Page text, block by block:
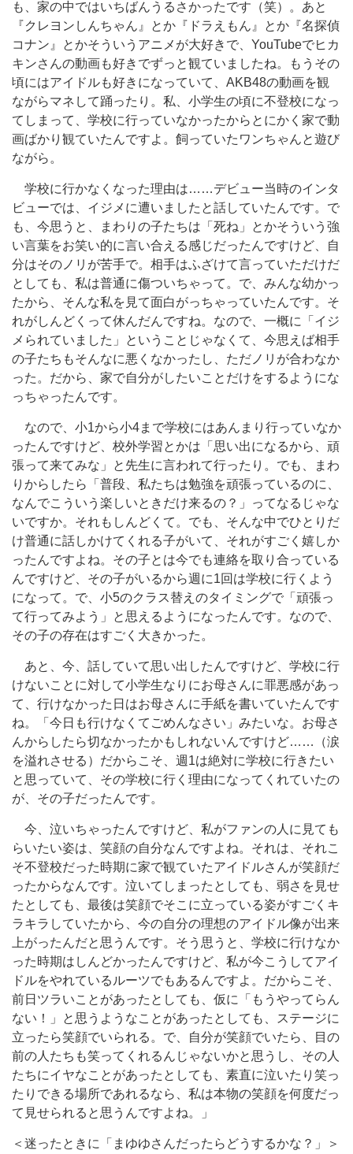
も、家の中ではいちばんうるさかったです（笑）。あと
『クレヨンしんちゃん』とか『ドラえもん』とか『名探偵
コナン』とかそういうアニメが大好きで、YouTubeでヒカ
キンさんの動画も好きでずっと観ていましたね。もうその
頃にはアイドルも好きになっていて、AKB48の動画を観
ながらマネして踊ったり。私、小学生の頃に不登校になっ
てしまって、学校に行っていなかったからとにかく家で動
画ばかり観ていたんですよ。飼っていたワンちゃんと遊び
ながら。
学校に行かなくなった理由は……デビュー当時のインタ
ビューでは、イジメに遭いましたと話していたんです。で
も、今思うと、まわりの子たちは「死ね」とかそういう強
い言葉をお笑い的に言い合える感じだったんですけど、自
分はそのノリが苦手で。相手はふざけて言っていただけだ
としても、私は普通に傷ついちゃって。で、みんな幼かっ
たから、そんな私を見て面白がっちゃっていたんです。そ
れがしんどくって休んだんですね。なので、一概に「イジ
メられていました」ということじゃなくて、今思えば相手
の子たちもそんなに悪くなかったし、ただノリが合わなか
った。だから、家で自分がしたいことだけをするようにな
っちゃったんです。
なので、小1から小4まで学校にはあんまり行っていなか
ったんですけど、校外学習とかは「思い出になるから、頑
張って来てみな」と先生に言われて行ったり。でも、まわ
りからしたら「普段、私たちは勉強を頑張っているのに、
なんでこういう楽しいときだけ来るの？」ってなるじゃな
いですか。それもしんどくて。でも、そんな中でひとりだ
け普通に話しかけてくれる子がいて、それがすごく嬉しか
ったんですよね。その子とは今でも連絡を取り合っている
んですけど、その子がいるから週に1回は学校に行くよう
になって。で、小5のクラス替えのタイミングで「頑張っ
て行ってみよう」と思えるようになったんです。なので、
その子の存在はすごく大きかった。
あと、今、話していて思い出したんですけど、学校に行
けないことに対して小学生なりにお母さんに罪悪感があっ
て、行けなかった日はお母さんに手紙を書いていたんです
ね。「今日も行けなくてごめんなさい」みたいな。お母さ
んからしたら切なかったかもしれないんですけど……（涙
を溢れさせる）だからこそ、週1は絶対に学校に行きたい
と思っていて、その学校に行く理由になってくれていたの
が、その子だったんです。
今、泣いちゃったんですけど、私がファンの人に見ても
らいたい姿は、笑顔の自分なんですよね。それは、それこ
そ不登校だった時期に家で観ていたアイドルさんが笑顔だ
ったからなんです。泣いてしまったとしても、弱さを見せ
たとしても、最後は笑顔でそこに立っている姿がすごくキ
ラキラしていたから、今の自分の理想のアイドル像が出来
上がったんだと思うんです。そう思うと、学校に行けなか
った時期はしんどかったんですけど、私が今こうしてアイ
ドルをやれているルーツでもあるんですよ。だからこそ、
前日ツラいことがあったとしても、仮に「もうやってらん
ない！」と思うようなことがあったとしても、ステージに
立ったら笑顔でいられる。で、自分が笑顔でいたら、目の
前の人たちも笑ってくれるんじゃないかと思うし、その人
たちにイヤなことがあったとしても、素直に泣いたり笑っ
たりできる場所であれるなら、私は本物の笑顔を何度だっ
て見せられると思うんですよね。」
＜迷ったときに「まゆゆさんだったらどうするかな？」＞